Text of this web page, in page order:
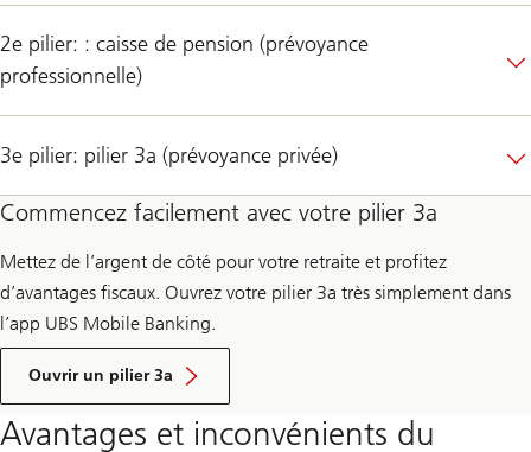
2e pilier: : caisse de pension (prévoyance
professionnelle)
3e pilier: pilier 3a (prévoyance privée)
Commencez facilement avec votre pilier 3a
Mettez de l’argent de côté pour votre retraite et profitez
d’avantages fiscaux. Ouvrez votre pilier 3a très simplement dans
l’app UBS Mobile Banking.
Ouvrir un pilier 3a
Avantages et inconvénients du